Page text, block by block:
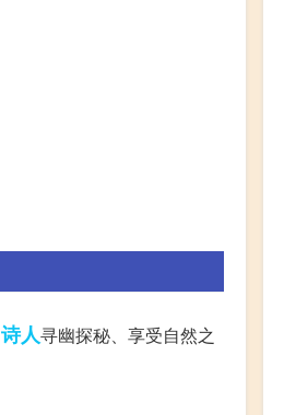
诗人寻幽探秘、享受自然之